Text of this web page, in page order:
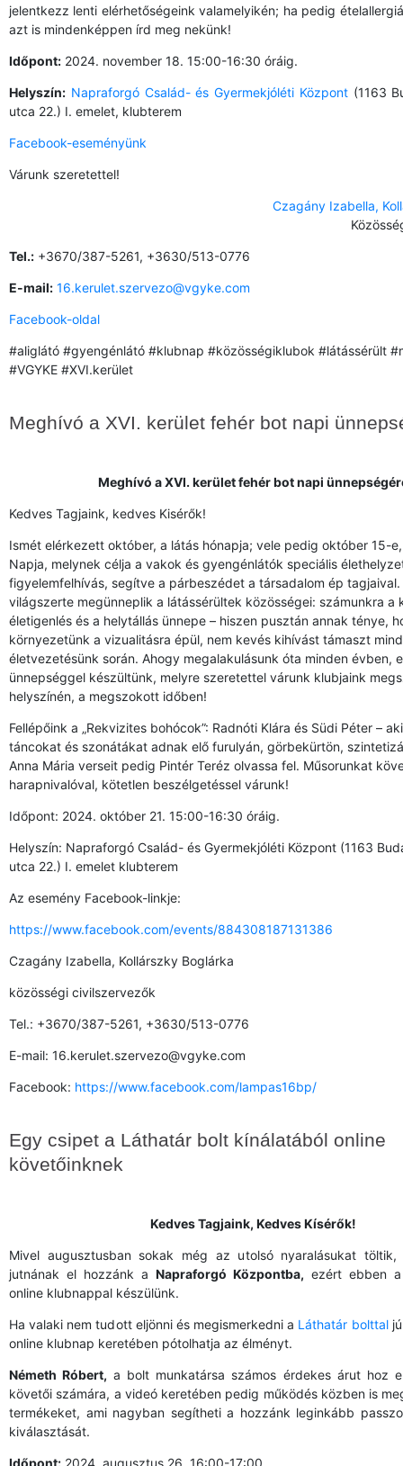
jelentkezz lenti elérhetőségeink valamelyikén; ha pedig
azt is mindenképpen írd meg nekünk!
Időpont: 2024. november 18. 15:00-16:30 óráig.
Helyszín: Napraforgó Család- és Gyermekjóléti Központ(1163
utca 22.) I. emelet, klubterem
Facebook-eseményünk
Várunk szeretettel!
Czagány Izabella,
Tel.: +3670/387-5261, +3630/513-0776
E-mail: 16.kerulet.szervezo@vgyke.com
Facebook-oldal
#aliglátó #gyengénlátó #klubnap #közösségiklubok #látássérült
#VGYKE #XVI.kerület
Meghívó a XVI. kerület fehér bot napi
Meghívó a XVI. kerület fehér bot napi
Kedves Tagjaink, kedves Kisérők!
Ismét elérkezett október, a látás hónapja; vele pedig október 15-
Napja, melynek célja a vakok és gyengénlátók speciális
figyelemfelhívás, segítve a párbeszédet a társadalom ép tagjaival.
világszerte megünneplik a látássérültek közösségei: számunkra a
életigenlés és a helytállás ünnepe – hiszen pusztán annak ténye,
környezetünk a vizualitásra épül, nem kevés kihívást támaszt
életvezetésünk során. Ahogy megalakulásunk óta minden évben,
ünnepséggel készültünk, melyre szeretettel várunk klubjaink
helyszínén, a megszokott időben!
Fellépőink a „Rekvizites bohócok”: Radnóti Klára és Südi Péter –
táncokat és szonátákat adnak elő furulyán, görbekürtön,
Anna Mária verseit pedig Pintér Teréz olvassa fel. Műsorunkat
harapnivalóval, kötetlen beszélgetéssel várunk!
Időpont: 2024. október 21. 15:00-16:30 óráig.
Helyszín: Napraforgó Család- és Gyermekjóléti Központ (1163
utca 22.) I. emelet klubterem
Az esemény Facebook-linkje:
https://www.facebook.com/events/884308187131386
Czagány Izabella, Kollárszky Boglárka
közösségi civilszervezők
Tel.: +3670/387-5261, +3630/513-0776
E-mail: 16.kerulet.szervezo@vgyke.com
Facebook: https://www.facebook.com/lampas16bp/
Egy csipet a Láthatár bolt kínálatából online
követőinknek
Kedves Tagjaink, Kedves Kísérők!
Mivel augusztusban sokak még az utolsó nyaralásukat
jutnának el hozzánk a Napraforgó Központba, ezért ebben
online klubnappal készülünk.
Ha valaki nem tudott eljönni és megismerkedni a Láthatár bolttal
online klubnap keretében pótolhatja az élményt.
Németh Róbert, a bolt munkatársa számos érdekes árut hoz
követői számára, a videó keretében pedig működés közben is
termékeket, ami nagyban segítheti a hozzánk leginkább
kiválasztását.
Időpont: 2024. augusztus 26. 16:00-17:00